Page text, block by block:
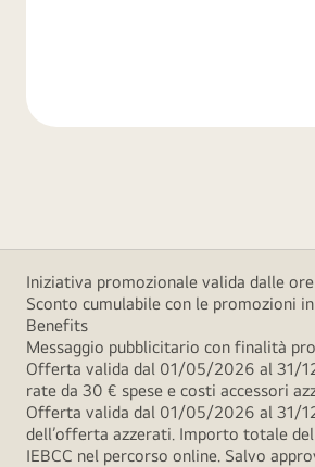
Iniziativa promozionale valida dalle
Sconto cumulabile con le promozioni
Benefits
Messaggio pubblicitario con finalità
Offerta valida dal 01/05/2026 al 31/
rate da 30 € spese e costi accessori
Offerta valida dal 01/05/2026 al 31/
dell’offerta azzerati. Importo totale
IEBCC nel percorso online. Salvo